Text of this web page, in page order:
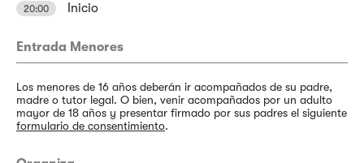
20:00 Inicio
Entrada Menores
Los menores de 16 años deberán ir acompañados de su padre,
madre o tutor legal. O bien, venir acompañados por un adulto
mayor de 18 años y presentar firmado por sus padres el siguiente
formulario de consentimiento.